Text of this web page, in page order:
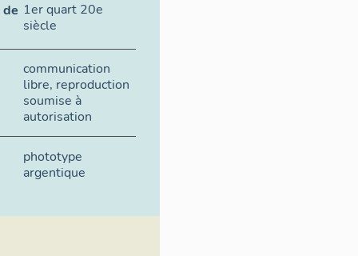
1er quart 20e
siècle
communication
libre, reproduction
soumise à
autorisation
phototype
argentique